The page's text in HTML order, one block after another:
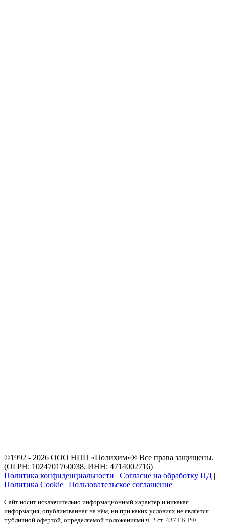
©1992 - 2026 ООО НПП «Полихим»® Все права защищены.
(ОГРН: 1024701760038. ИНН: 4714002716)
Политика конфиденциальности | Согласие на обработку ПД |
Политика Cookie | Пользовательское соглашение
Сайт носит исключительно информационный характер и никакая
информация, опубликованная на нём, ни при каких условиях не является
публичной офертой, определяемой положениями ч. 2 ст. 437 ГК РФ.